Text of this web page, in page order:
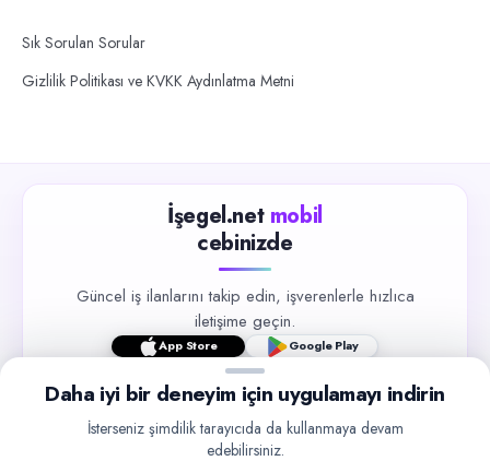
Sık Sorulan Sorular
Gizlilik Politikası ve KVKK Aydınlatma Metni
İşegel.net mobil
cebinizde
Güncel iş ilanlarını takip edin, işverenlerle hızlıca
iletişime geçin.
App Store Google Play
Daha iyi bir deneyim için uygulamayı indirin
İsterseniz şimdilik tarayıcıda da kullanmaya devam
edebilirsiniz.